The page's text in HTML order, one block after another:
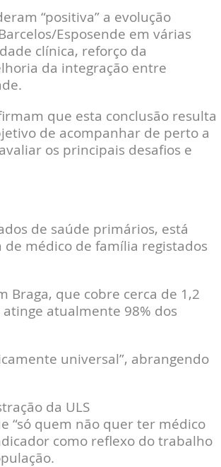
“positiva” a evolução
Esposende em várias
clínica, reforço da
da integração entre
que esta conclusão resulta
de acompanhar de perto a
os principais desafios e
de saúde primários, está
médico de família registados
Braga, que cobre cerca de 1,2
atualmente 98% dos
universal”, abrangendo
da ULS
“só quem não quer ter médico
como reflexo do trabalho